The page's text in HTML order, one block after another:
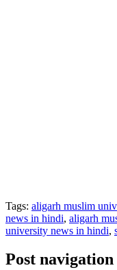
Tags: aligarh muslim
news in hindi, aligarh
university news in hindi,
Post navigation